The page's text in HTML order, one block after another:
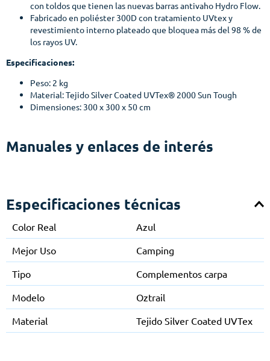
con toldos que tienen las nuevas barras antivaho Hydro Flow.
Fabricado en poliéster 300D con tratamiento UVtex y
revestimiento interno plateado que bloquea más del 98 % de
los rayos UV.
Especificaciones:
Peso: 2 kg
Material: Tejido Silver Coated UVTex® 2000 Sun Tough
Dimensiones: 300 x 300 x 50 cm
Manuales y enlaces de interés
Especificaciones técnicas
Color Real
Azul
Mejor Uso
Camping
Tipo
Complementos carpa
Modelo
Oztrail
Material
Tejido Silver Coated UVTex